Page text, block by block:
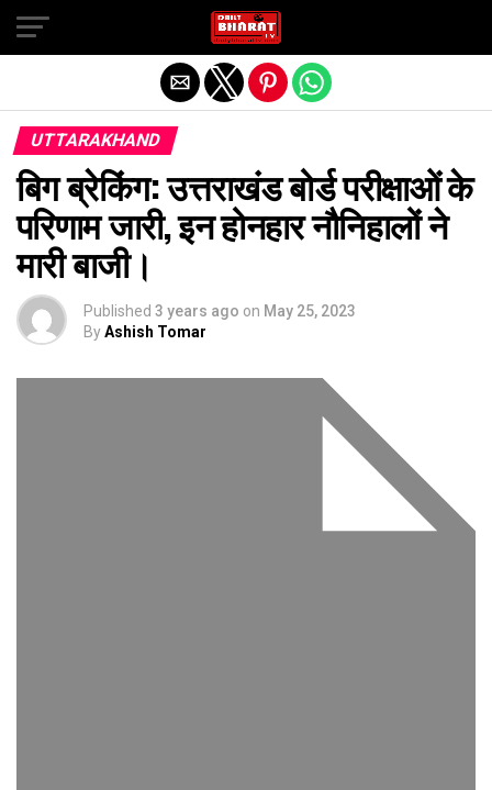
UTTARAKHAND
बिग ब्रेकिंग: उत्तराखंड बोर्ड परीक्षाओं के
परिणाम जारी, इन होनहार नौनिहालों ने
मारी बाजी।
Published 3 years ago on May 25, 2023
ByAshish Tomar
Exit mobile version